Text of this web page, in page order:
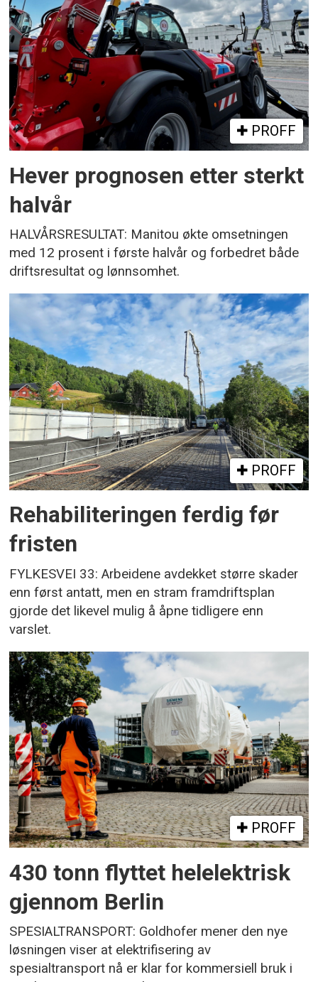
PROFF
Hever prognosen etter sterkt
halvår
HALVÅRSRESULTAT: Manitou økte omsetningen
med 12 prosent i første halvår og forbedret både
driftsresultat og lønnsomhet.
PROFF
Rehabiliteringen ferdig før
fristen
FYLKESVEI 33: Arbeidene avdekket større skader
enn først antatt, men en stram framdriftsplan
gjorde det likevel mulig å åpne tidligere enn
varslet.
PROFF
430 tonn flyttet helelektrisk
gjennom Berlin
SPESIALTRANSPORT: Goldhofer mener den nye
løsningen viser at elektrifisering av
spesialtransport nå er klar for kommersiell bruk i